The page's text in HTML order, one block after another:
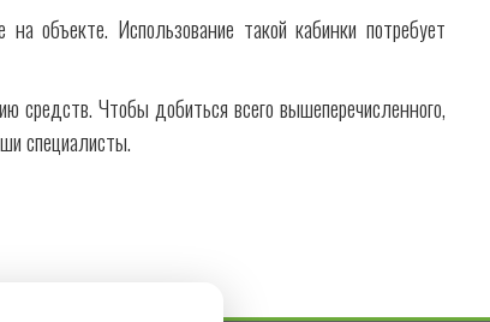
объекте. Использование такой кабинки потребует
средств. Чтобы добиться всего вышеперечисленного,
специалисты.